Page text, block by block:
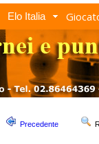
Elo Italia
Precedente